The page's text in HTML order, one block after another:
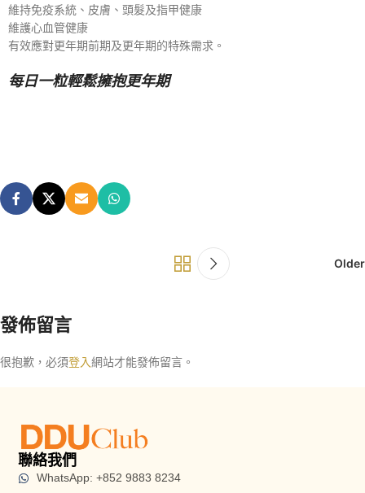
維持免疫系統、皮膚、頭髮及指甲健康
維護心血管健康
有效應對更年期前期及更年期的特殊需求。
每日一粒輕鬆擁抱更年期
Older
發佈留言
很抱歉，必須登入網站才能發佈留言。
聯絡我們
WhatsApp: +852 9883 8234